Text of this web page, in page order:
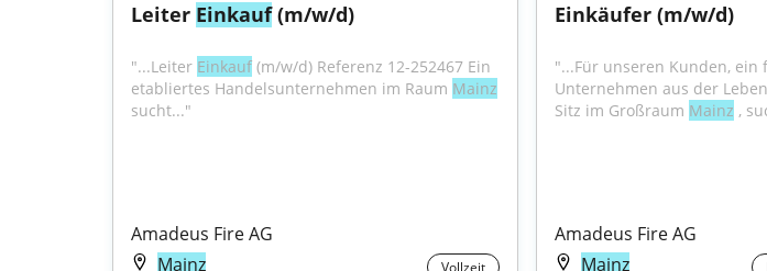
Leiter Einkauf (m/w/d)
"...Leiter Einkauf (m/w/d) Referenz 12-252467 Ein
etabliertes Handelsunternehmen im Raum Mainz
sucht..."
Amadeus Fire AG
Mainz
Vollzeit
Einkäufer (m/w/d)
"...Für unseren Kunden, ein
Unternehmen aus der
Sitz im Großraum Mainz ,
Amadeus Fire AG
Mainz